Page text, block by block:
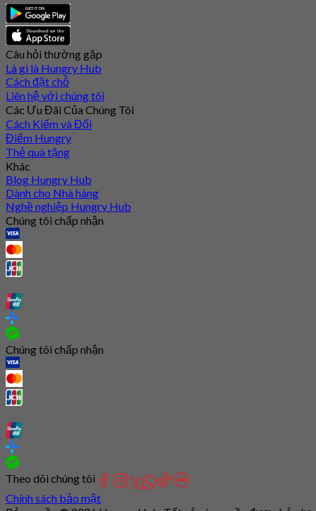
Câu hỏi thường gặp
Là gì là Hungry Hub
Cách đặt chỗ
Liên hệ với chúng tôi
Các Ưu Đãi Của Chúng Tôi
Cách Kiếm và Đổi
Điểm Hungry
Thẻ quà tặng
Khác
Blog Hungry Hub
Dành cho Nhà hàng
Nghề nghiệp Hungry Hub
Chúng tôi chấp nhận
Chúng tôi chấp nhận
Theo dõi chúng tôi
Chính sách bảo mật